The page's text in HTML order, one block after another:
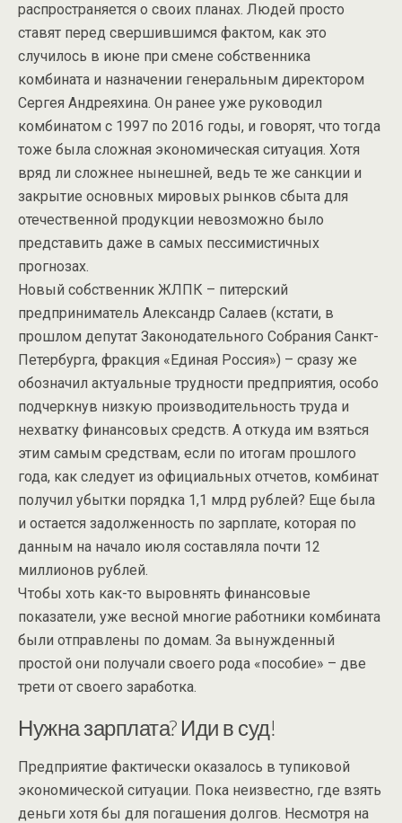
распространяется о своих планах. Людей просто
ставят перед свершившимся фактом, как это
случилось в июне при смене собственника
комбината и назначении генеральным директором
Сергея Андреяхина. Он ранее уже руководил
комбинатом с 1997 по 2016 годы, и говорят, что тогда
тоже была сложная экономическая ситуация. Хотя
вряд ли сложнее нынешней, ведь те же санкции и
закрытие основных мировых рынков сбыта для
отечественной продукции невозможно было
представить даже в самых пессимистичных
прогнозах.
Новый собственник ЖЛПК – питерский
предприниматель Александр Салаев (кстати, в
прошлом депутат Законодательного Собрания Санкт-
Петербурга, фракция «Единая Россия») – сразу же
обозначил актуальные трудности предприятия, особо
подчеркнув низкую производительность труда и
нехватку финансовых средств. А откуда им взяться
этим самым средствам, если по итогам прошлого
года, как следует из официальных отчетов, комбинат
получил убытки порядка 1,1 млрд рублей? Еще была
и остается задолженность по зарплате, которая по
данным на начало июля составляла почти 12
миллионов рублей.
Чтобы хоть как-то выровнять финансовые
показатели, уже весной многие работники комбината
были отправлены по домам. За вынужденный
простой они получали своего рода «пособие» – две
трети от своего заработка.
Нужна зарплата? Иди в суд!
Предприятие фактически оказалось в тупиковой
экономической ситуации. Пока неизвестно, где взять
деньги хотя бы для погашения долгов. Несмотря на